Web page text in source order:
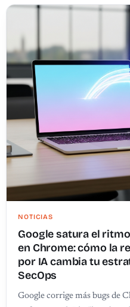
NOTICIAS
Google satura el
en Chrome: cómo la
por IA cambia tu
SecOps
Google corrige más bugs de